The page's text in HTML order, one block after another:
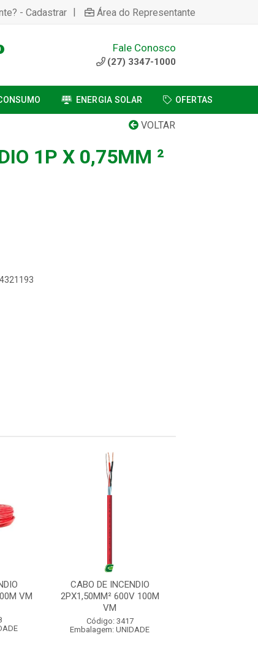
- Cadastrar | Área do Representante
Fale Conosco
(27) 3347-1000
ENERGIA SOLAR OFERTAS
VOLTAR
1P X 0,75MM ²
VM
CABO DE INCENDIO
2PX1,50MM² 600V 100M
VM
Código: 3417
Embalagem: UNIDADE